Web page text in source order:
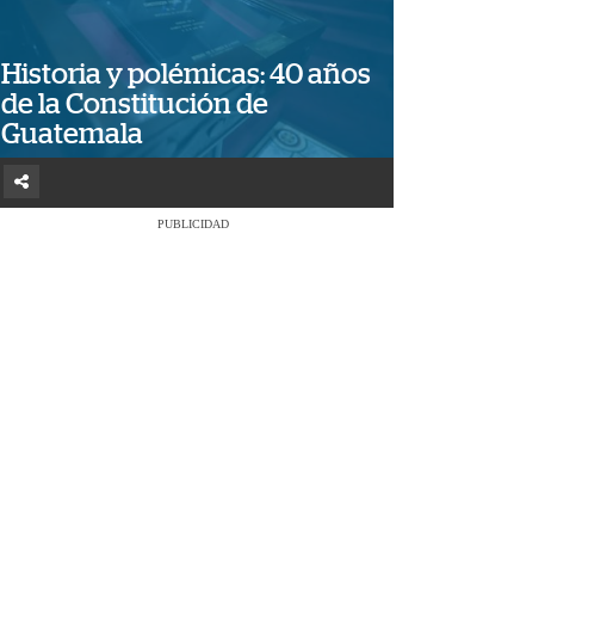
Historia y polémicas: 40 años
de la Constitución de
Guatemala
PUBLICIDAD